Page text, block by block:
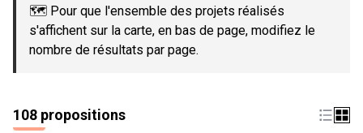
🗺️ Pour que l'ensemble des projets réalisés
s'affichent sur la carte, en bas de page, modifiez le
nombre de résultats par page.
108 propositions